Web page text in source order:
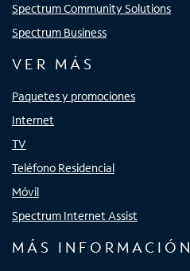
Spectrum Community Solutions
Spectrum Business
VER MÁS
Paquetes y promociones
Internet
TV
Teléfono Residencial
Móvil
Spectrum Internet Assist
MÁS INFORMACIÓN